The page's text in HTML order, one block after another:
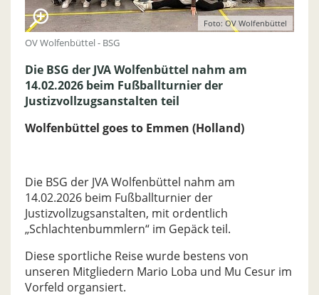
Foto: OV Wolfenbüttel
OV Wolfenbüttel - BSG
Die BSG der JVA Wolfenbüttel nahm am
14.02.2026 beim Fußballturnier der
Justizvollzugsanstalten teil
Wolfenbüttel goes to Emmen (Holland)
Die BSG der JVA Wolfenbüttel nahm am
14.02.2026 beim Fußballturnier der
Justizvollzugsanstalten, mit ordentlich
„Schlachtenbummlern“ im Gepäck teil.
Diese sportliche Reise wurde bestens von
unseren Mitgliedern Mario Loba und Mu Cesur im
Vorfeld organsiert.